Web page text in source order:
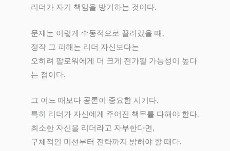
리더가 자기 책임을 방기하는 것이다.
문제는 이렇게 수동적으로 끌려갔을 때,
정작 그 피해는 리더 자신보다는
오히려 팔로워에게 더 크게 전가될 가능성이 높다
는 점이다.
그 어느 때보다 공론이 중요한 시기다.
특히 리더가 자신에게 주어진 책무를 다해야 한다.
최소한 자신을 리더라고 자부한다면,
구체적인 미션부터 전략까지 밝혀야 할 때다.